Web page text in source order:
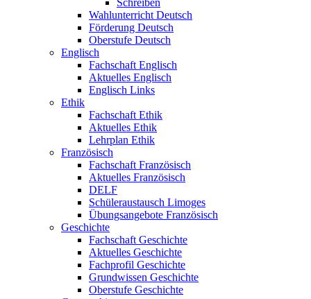
Schreiben
Wahlunterricht Deutsch
Förderung Deutsch
Oberstufe Deutsch
Englisch
Fachschaft Englisch
Aktuelles Englisch
Englisch Links
Ethik
Fachschaft Ethik
Aktuelles Ethik
Lehrplan Ethik
Französisch
Fachschaft Französisch
Aktuelles Französisch
DELF
Schüleraustausch Limoges
Übungsangebote Französisch
Geschichte
Fachschaft Geschichte
Aktuelles Geschichte
Fachprofil Geschichte
Grundwissen Geschichte
Oberstufe Geschichte